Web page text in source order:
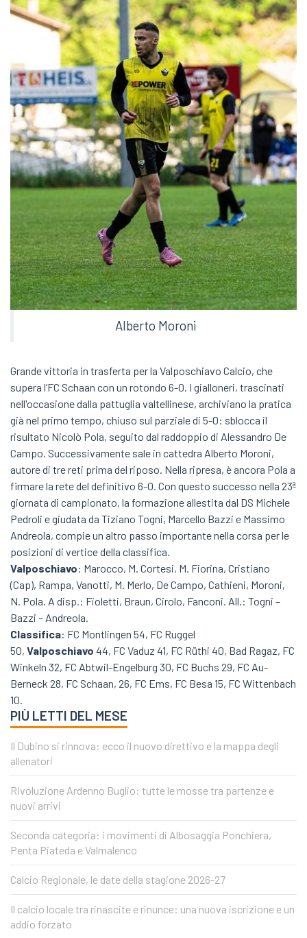
Alberto Moroni
Grande vittoria in trasferta per la Valposchiavo Calcio, che
supera l’FC Schaan con un rotondo 6-0. I gialloneri, trascinati
nell'occasione dalla pattuglia valtellinese, archiviano la pratica
già nel primo tempo, chiuso sul parziale di 5-0: sblocca il
risultato Nicolò Pola, seguito dal raddoppio di Alessandro De
Campo. Successivamente sale in cattedra Alberto Moroni,
autore di tre reti prima del riposo. Nella ripresa, è ancora Pola a
firmare la rete del definitivo 6-0. Con questo successo nella 23ª
giornata di campionato, la formazione allestita dal DS Michele
Pedroli e giudata da Tiziano Togni, Marcello Bazzi e Massimo
Andreola, compie un altro passo importante nella corsa per le
posizioni di vertice della classifica.
Valposchiavo: Marocco, M. Cortesi, M. Fiorina, Cristiano
(Cap), Rampa, Vanotti, M. Merlo, De Campo, Cathieni, Moroni,
N. Pola. A disp.: Fioletti, Braun, Cirolo, Fanconi. All.: Togni –
Bazzi – Andreola.
Classifica: FC Montlingen 54, FC Ruggel
50, Valposchiavo 44, FC Vaduz 41, FC Rüthi 40, Bad Ragaz, FC
Winkeln 32, FC Abtwil-Engelburg 30, FC Buchs 29, FC Au-
Berneck 28, FC Schaan, 26, FC Ems, FC Besa 15, FC Wittenbach
10.
PIÙ LETTI DEL MESE
Il Dubino si rinnova: ecco il nuovo direttivo e la mappa degli
allenatori
Rivoluzione Ardenno Buglio: tutte le mosse tra partenze e
nuovi arrivi
Seconda categoria: i movimenti di Albosaggia Ponchiera,
Penta Piateda e Valmalenco
Calcio Regionale, le date della stagione 2026-27
Il calcio locale tra rinascite e rinunce: una nuova iscrizione e un
addio forzato